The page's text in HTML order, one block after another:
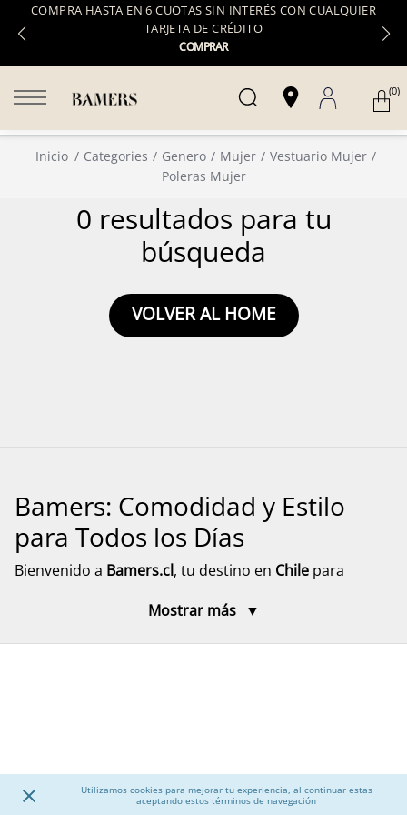
COMPRA HASTA EN 6 CUOTAS SIN INTERÉS CON CUALQUIER
TARJETA DE CRÉDITO
COMPRAR
Utilizamos cookies para mejorar tu experiencia, al continuar estas
aceptando estos términos de navegación
(0)
Inicio Categories Genero Mujer
Vestuario Mujer
Poleras Mujer
0 resultados para tu
búsqueda
VOLVER AL HOME
Bamers: Comodidad y Estilo
para Todos los Días
Bienvenido a Bamers.cl, tu destino en Chile para
toda la familia. Aquí encontrarás modelos pensados
Calzado para Mujer
Mostrar más